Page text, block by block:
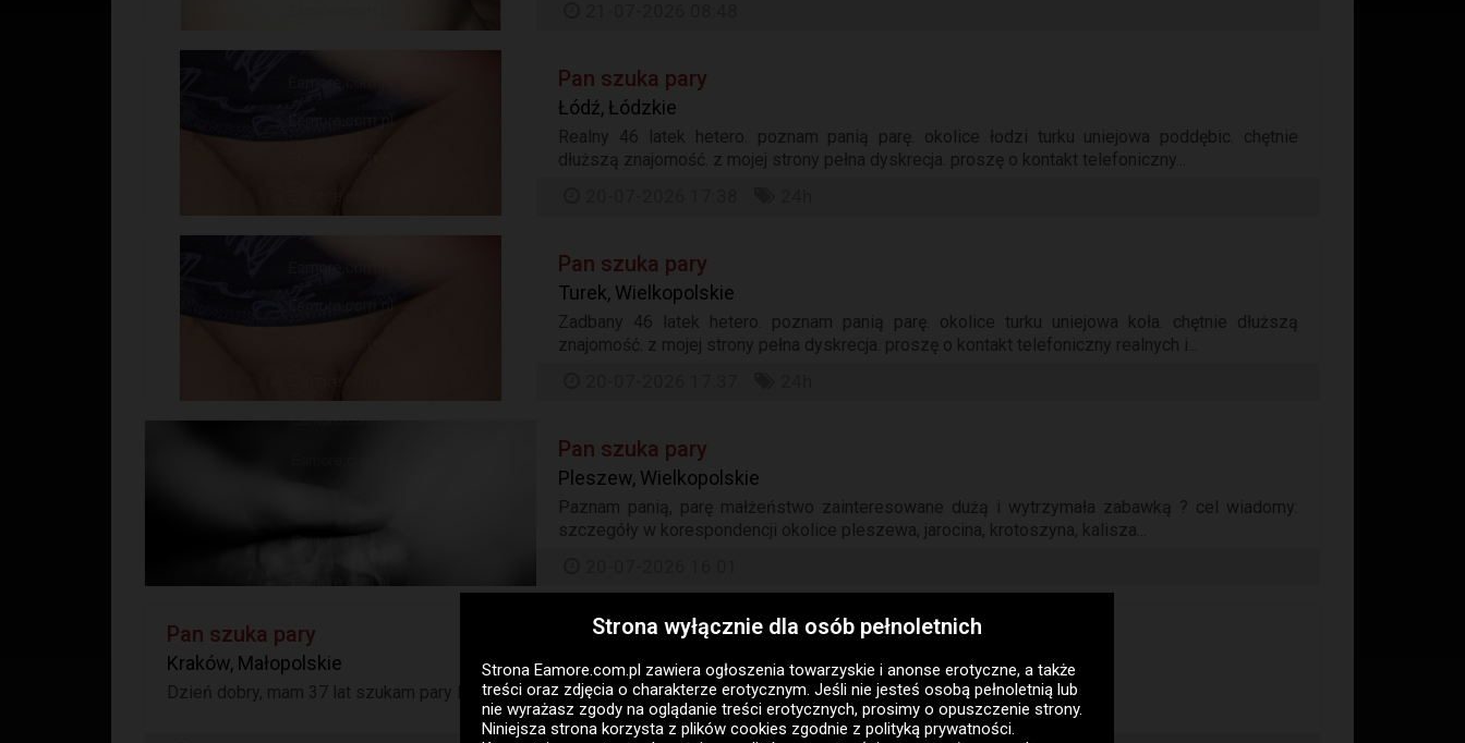
Pan szuka pary
Łódź, Łódzkie
Realny 46 latek hetero. poznam panią parę. okolice łodzi turku uniejowa poddębic. chętnie
dłuższą znajomość. z mojej strony pełna dyskrecja. proszę o kontakt telefoniczny...
Pan szuka pary
Turek, Wielkopolskie
Zadbany 46 latek hetero. poznam panią parę. okolice turku uniejowa koła. chętnie dłuższą
znajomość. z mojej strony pełna dyskrecja. proszę o kontakt telefoniczny realnych i...
Pan szuka pary
Pleszew, Wielkopolskie
Paznam panią, parę małżeństwo zainteresowane dużą i wytrzymała zabawką ? cel wiadomy:
szczegóły w korespondencji okolice pleszewa, jarocina, krotoszyna, kalisza...
Pan szuka pary
Kraków, Małopolskie
Dzień dobry, mam 37 lat szukam pary lub małżeństwa do stałych spotkań. 600448019...
Strona wyłącznie dla osób pełnoletnich
Strona Eamore.com.pl zawiera ogłoszenia towarzyskie i anonse erotyczne, a także
treści oraz zdjęcia o charakterze erotycznym. Jeśli nie jesteś osobą pełnoletnią lub
nie wyrażasz zgody na oglądanie treści erotycznych, prosimy o opuszczenie strony.
Niniejsza strona korzysta z plików cookies zgodnie z polityką prywatności.